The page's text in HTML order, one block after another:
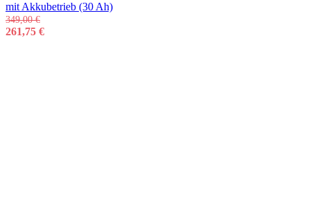
mit Akkubetrieb (30 Ah)
349,00€
261,75 €